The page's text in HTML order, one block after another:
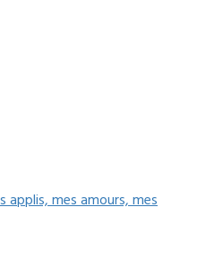
applis, mes amours, mes